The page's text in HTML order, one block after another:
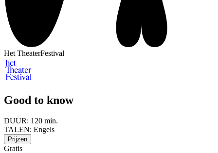
Het TheaterFestival
Good to know
DUUR: 120 min.
TALEN: Engels
Prijzen
Gratis